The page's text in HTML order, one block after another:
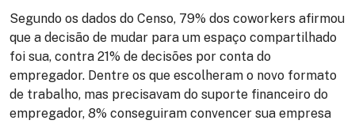
Segundo os dados do Censo, 79% dos coworkers afirmou
que a decisão de mudar para um espaço compartilhado
foi sua, contra 21% de decisões por conta do
empregador. Dentre os que escolheram o novo formato
de trabalho, mas precisavam do suporte financeiro do
empregador, 8% conseguiram convencer sua empresa